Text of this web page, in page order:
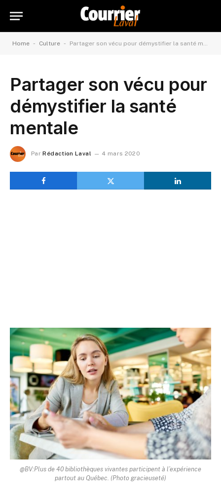
Home - Culture - Partager son vécu pour démystifier la santé mentale
Partager son vécu pour
démystifier la santé
mentale
Par Rédaction Laval 4 mars 2020
@BV:Plus de 40 bibliothèques vivantes participent à l’expérience
partout au Québec. (Photo gracieuseté)